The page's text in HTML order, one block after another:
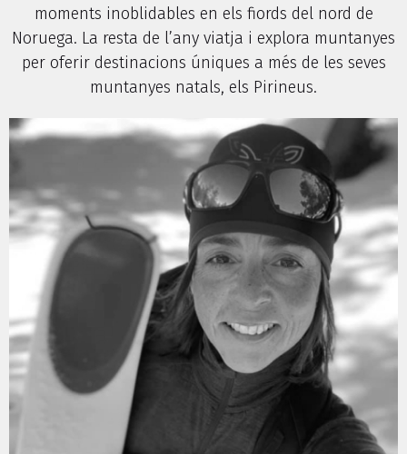
moments inoblidables en els fiords del nord de
Noruega. La resta de l’any viatja i explora muntanyes
per oferir destinacions úniques a més de les seves
muntanyes natals, els Pirineus.